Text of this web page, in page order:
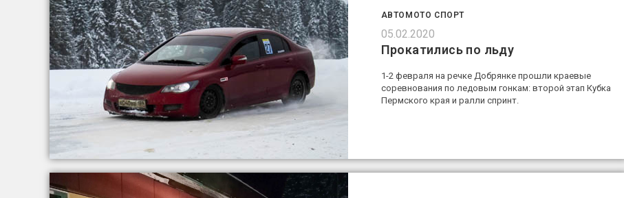
АВТОМОТО СПОРТ
05.02.2020
Прокатились по льду
1-2 февраля на речке Добрянке прошли краевые
соревнования по ледовым гонкам: второй этап Кубка
Пермского края и ралли спринт.